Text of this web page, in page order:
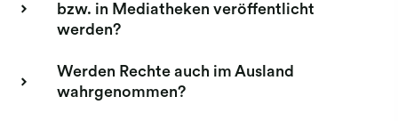
bzw. in Mediatheken veröffentlicht
werden?
Werden Rechte auch im Ausland
wahrgenommen?